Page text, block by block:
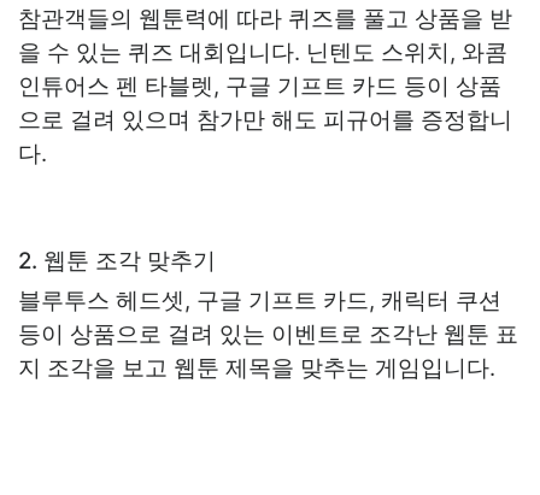
참관객들의 웹툰력에 따라 퀴즈를 풀고 상품을 받
을 수 있는 퀴즈 대회입니다. 닌텐도 스위치, 와콤
인튜어스 펜 타블렛, 구글 기프트 카드 등이 상품
으로 걸려 있으며 참가만 해도 피규어를 증정합니
다.
2. 웹툰 조각 맞추기
블루투스 헤드셋, 구글 기프트 카드, 캐릭터 쿠션
등이 상품으로 걸려 있는 이벤트로 조각난 웹툰 표
지 조각을 보고 웹툰 제목을 맞추는 게임입니다.